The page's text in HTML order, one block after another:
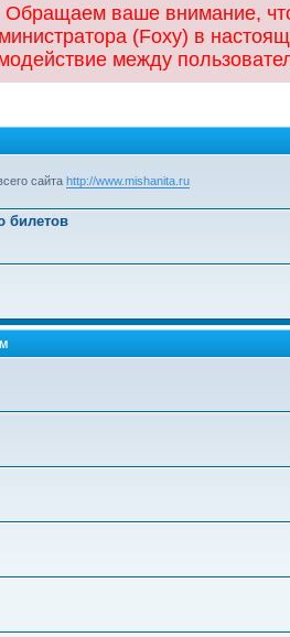
Обращаем ваше внимание,
(Foxy) в
между
сайта http://www.mishanita.ru
билетов